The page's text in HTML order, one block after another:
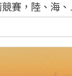
相關事宜，因颱風備案事宜